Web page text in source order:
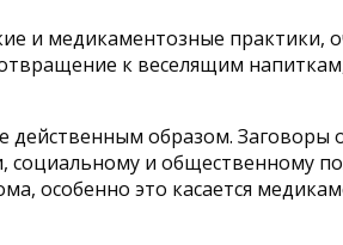
и медикаментозные
к веселящим
образом. Заговоры
социальному и общественному
особенно это касается